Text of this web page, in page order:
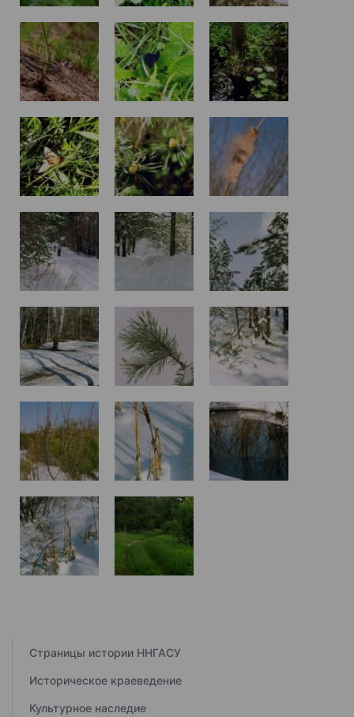
Страницы истории ННГАСУ
Историческое краеведение
Культурное наследие